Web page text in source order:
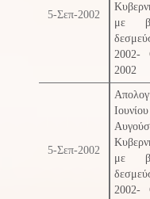
5-Σεπ-2002
με
2002-
2002
5-Σεπ-2002
με
2002-